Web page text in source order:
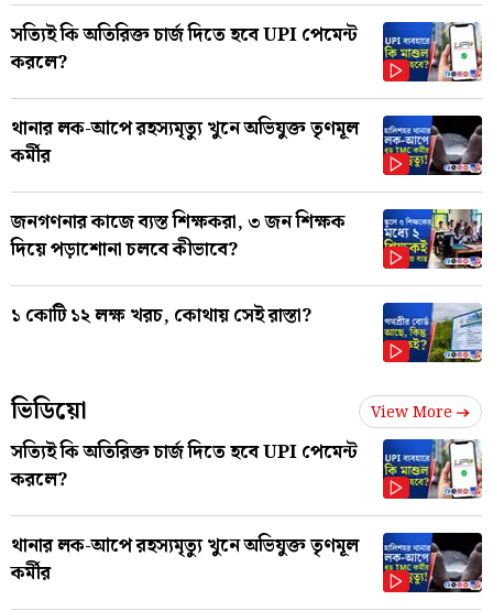
সত্যিই কি অতিরিক্ত চার্জ দিতে হবে UPI পেমেন্ট
করলে?
থানার লক-আপে রহস্যমৃত্যু খুনে অভিযুক্ত তৃণমূল
কর্মীর
জনগণনার কাজে ব্যস্ত শিক্ষকরা, ৩ জন শিক্ষক
দিয়ে পড়াশোনা চলবে কীভাবে?
১ কোটি ১২ লক্ষ খরচ, কোথায় সেই রাস্তা?
ভিডিয়ো View More
সত্যিই কি অতিরিক্ত চার্জ দিতে হবে UPI পেমেন্ট
করলে?
থানার লক-আপে রহস্যমৃত্যু খুনে অভিযুক্ত তৃণমূল
কর্মীর